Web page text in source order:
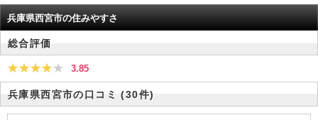
兵庫県西宮市の住みやすさ
総合評価
3.85
兵庫県西宮市の口コミ (30件)